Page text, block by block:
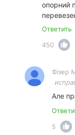
опорний
Ответить
450
Фізер
Але
5